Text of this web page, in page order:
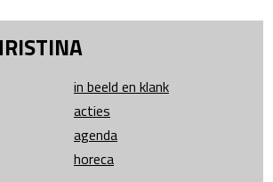
in beeld en klank
acties
agenda
horeca